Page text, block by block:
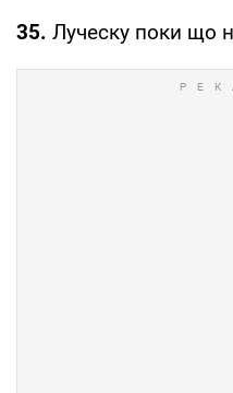
35. Луческу поки що